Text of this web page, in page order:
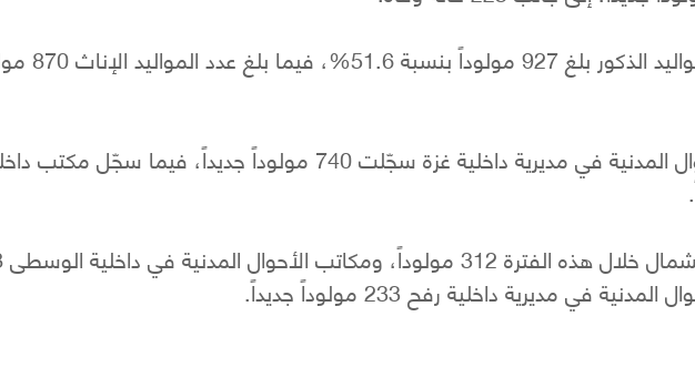
وبيّنت الإحصائية أن عدد
وأشارت إلى أن مكاتب الأحوال المدنية في مديرية داخلية غزة سجّلت 740 مولوداً جديداً، فيما سجّل
كما
في مديرية داخلية رفح 233 مولوداً جديداً.